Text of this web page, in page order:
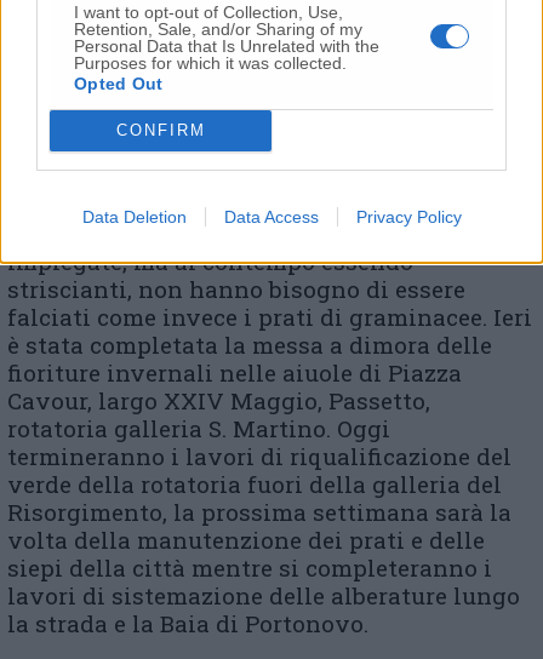
I want to opt-out of Collection, Use,
Retention, Sale, and/or Sharing of my
Personal Data that Is Unrelated with the
Purposes for which it was collected.
Opted Out
CONFIRM
Data Deletion Data Access Privacy Policy
La rotatoria di Piazzale Rosselli
Attorno al tempietto della Mole, è stata tolta
la ghiaia, lavorato e concimato il terreno e poi
stesi rotoli pronti di piante miste
appartenenti al Genere Sedum, piante
succulente che resistono alla siccità . I sedum
garantiscono un effetto prato con colorazioni
cromatiche diverse dovute alle varie specie
impiegate, ma al contempo essendo
striscianti, non hanno bisogno di essere
falciati come invece i prati di graminacee. Ieri
è stata completata la messa a dimora delle
fioriture invernali nelle aiuole di Piazza
Cavour, largo XXIV Maggio, Passetto,
rotatoria galleria S. Martino. Oggi
termineranno i lavori di riqualificazione del
verde della rotatoria fuori della galleria del
Risorgimento, la prossima settimana sarà la
volta della manutenzione dei prati e delle
siepi della città mentre si completeranno i
lavori di sistemazione delle alberature lungo
la strada e la Baia di Portonovo.